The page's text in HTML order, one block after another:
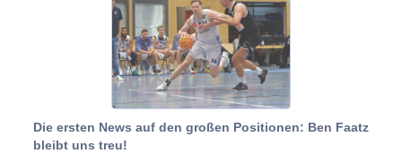
Die ersten News auf den großen Positionen: Ben Faatz
bleibt uns treu!